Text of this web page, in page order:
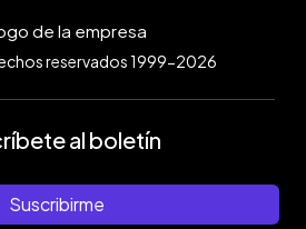
reservados 1999-2026
al boletín
Suscribirme